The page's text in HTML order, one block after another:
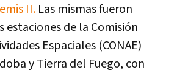
II. Las mismas fueron
estaciones de la Comisión
Espaciales (CONAE)
y Tierra del Fuego, con